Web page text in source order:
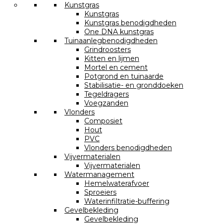
Kunstgras
Kunstgras
Kunstgras benodigdheden
One DNA kunstgras
Tuinaanlegbenodigdheden
Grindroosters
Kitten en lijmen
Mortel en cement
Potgrond en tuinaarde
Stabilisatie- en gronddoeken
Tegeldragers
Voegzanden
Vlonders
Composiet
Hout
PVC
Vlonders benodigdheden
Vijvermaterialen
Vijvermaterialen
Watermanagement
Hemelwaterafvoer
Sproeiers
Waterinfiltratie-buffering
Gevelbekleding
Gevelbekleding